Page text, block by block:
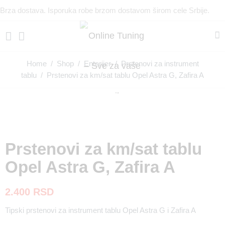
Brza dostava. Isporuka robe brzom dostavom širom cele Srbije.
Home/ Shop/ Enterijer/ Prstenovi za instrument
tablu / Prstenovi za km/sat tablu Opel Astra G, Zafira A
Prstenovi za km/sat tablu
Opel Astra G, Zafira A
2.400 RSD
Tipski prstenovi za instrument tablu Opel Astra G i Zafira A